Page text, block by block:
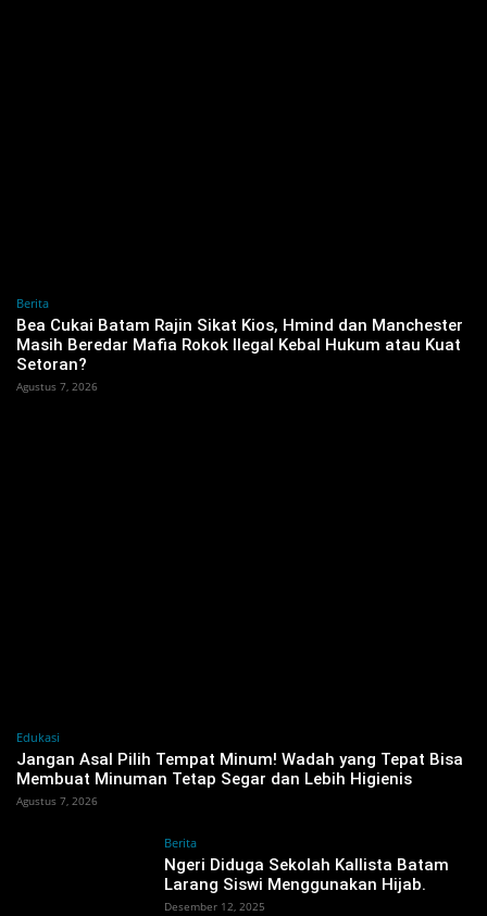
Berita
‎Bea Cukai Batam Rajin Sikat Kios, Hmind dan Manchester
Masih Beredar Mafia Rokok Ilegal Kebal Hukum atau Kuat
Setoran?
Agustus 7, 2026
Edukasi
Jangan Asal Pilih Tempat Minum! Wadah yang Tepat Bisa
Membuat Minuman Tetap Segar dan Lebih Higienis
Agustus 7, 2026
Berita
‎Ngeri Diduga Sekolah Kallista Batam
Larang Siswi Menggunakan Hijab. ‎
Desember 12, 2025